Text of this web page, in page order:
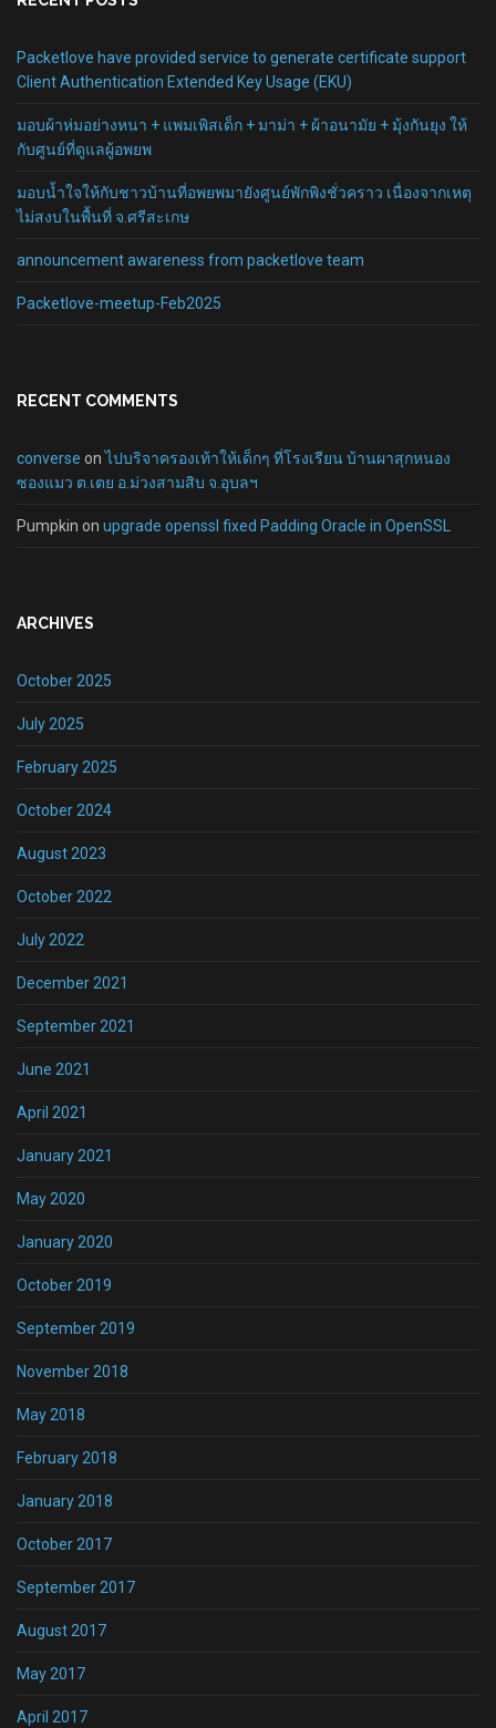
Packetlove have provided service to generate certificate support
Client Authentication Extended Key Usage (EKU)
มอบผ้าห่มอย่างหนา + แพมเพิสเด็ก + มาม่า + ผ้าอนามัย + มุ้งกันยุง ให้
กับศูนย์ที่ดูแลผู้อพยพ
มอบน้ำใจให้กับชาวบ้านที่อพยพมายังศูนย์พักพิงชั่วคราว เนื่องจากเหตุ
ไม่สงบในพื้นที่ จ.ศรีสะเกษ
announcement awareness from packetlove team
Packetlove-meetup-Feb2025
RECENT COMMENTS
converse onไปบริจาครองเท้าให้เด็กๆ ที่โรงเรียน บ้านผาสุกหนอง
ซองแมว ต.เตย อ.ม่วงสามสิบ จ.อุบลฯ
Pumpkin on upgrade openssl fixed Padding Oracle in OpenSSL
ARCHIVES
October 2025
July 2025
February 2025
October 2024
August 2023
October 2022
July 2022
December 2021
September 2021
June 2021
April 2021
January 2021
May 2020
January 2020
October 2019
September 2019
November 2018
May 2018
February 2018
January 2018
October 2017
September 2017
August 2017
May 2017
April 2017